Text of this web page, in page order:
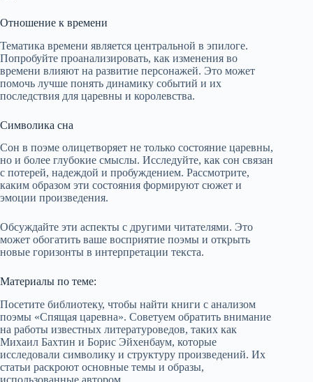
Отношение к времени
Тематика времени является центральной в эпилоге.
Попробуйте проанализировать, как изменения во
времени влияют на развитие персонажей. Это может
помочь лучше понять динамику событий и их
последствия для царевны и королевства.
Символика сна
Сон в поэме олицетворяет не только состояние царевны,
но и более глубокие смыслы. Исследуйте, как сон связан
с потерей, надеждой и пробуждением. Рассмотрите,
каким образом эти состояния формируют сюжет и
эмоции произведения.
Обсуждайте эти аспекты с другими читателями. Это
может обогатить ваше восприятие поэмы и открыть
новые горизонты в интерпретации текста.
Материалы по теме:
Посетите библиотеку, чтобы найти книги с анализом
поэмы «Спящая царевна». Советуем обратить внимание
на работы известных литературоведов, таких как
Михаил Бахтин и Борис Эйхенбаум, которые
исследовали символику и структуру произведений. Их
статьи раскроют основные темы и образы,